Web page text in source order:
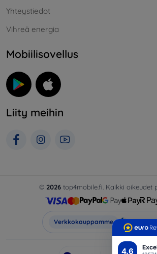
4.6
Yhteystiedot
Vihreä energia
Mobiilisovellus
Liity meihin
© 2026top4mobile.fi. Kaikki oikeudet
Verkkokauppamme